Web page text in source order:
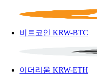
비트코인 KRW-BTC
이더리움 KRW-ETH